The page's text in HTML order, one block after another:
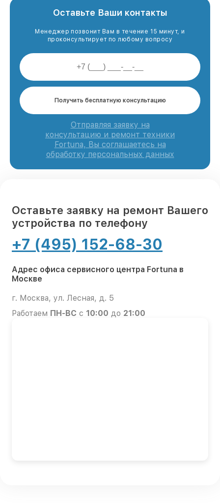
Оставьте Ваши контакты
Менеджер позвонит Вам в течение 15 минут, и
проконсультирует по любому вопросу
Получить бесплатную консультацию
Отправляя заявку на
консультацию и ремонт техники
Fortuna, Вы соглашаетесь на
обработку персональных данных
Оставьте заявку на ремонт Вашего
устройства по телефону
+7 (495) 152-68-30
Адрес офиса сервисного центра Fortuna в
Москве
г. Москва, ул. Лесная, д. 5
Работаем ПН-ВС с 10:00 до 21:00